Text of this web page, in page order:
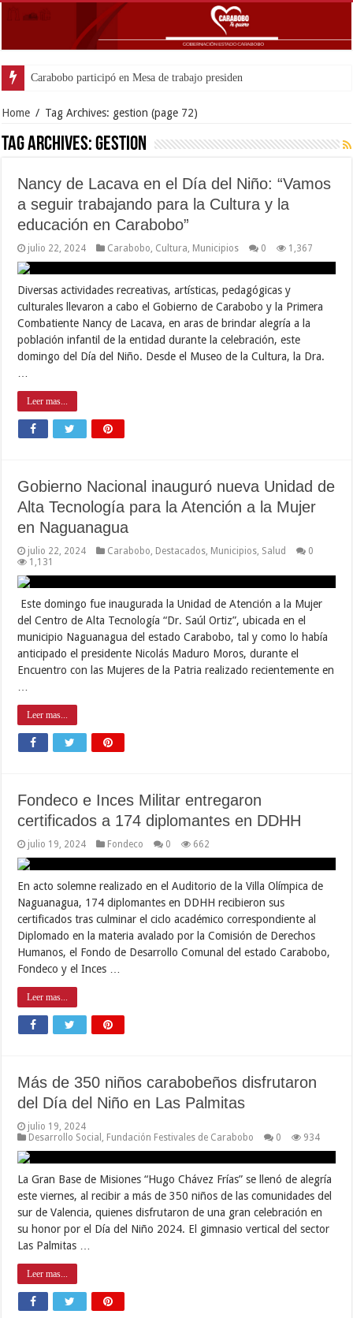
Home / Tag Archives: gestion (page 72)
Tag Archives:gestion
Nancy de Lacava en el Día del Niño: “Vamos
a seguir trabajando para la Cultura y la
educación en Carabobo”
julio 22, 2024 Carabobo Cultura Municipios 0 1,367
Diversas actividades recreativas, artísticas, pedagógicas y
culturales llevaron a cabo el Gobierno de Carabobo y la Primera
Combatiente Nancy de Lacava, en aras de brindar alegría a la
población infantil de la entidad durante la celebración, este
domingo del Día del Niño. Desde el Museo de la Cultura, la Dra.
Leer mas...
Gobierno Nacional inauguró nueva Unidad de
Alta Tecnología para la Atención a la Mujer
en Naguanagua
julio 22, 2024 Carabobo Destacados Municipios Salud
0
1,131
Este domingo fue inaugurada la Unidad de Atención a la Mujer
del Centro de Alta Tecnología “Dr. Saúl Ortiz”, ubicada en el
municipio Naguanagua del estado Carabobo, tal y como lo había
anticipado el presidente Nicolás Maduro Moros, durante el
Encuentro con las Mujeres de la Patria realizado recientemente en
Leer mas...
Fondeco e Inces Militar entregaron
certificados a 174 diplomantes en DDHH
julio 19, 2024 Fondeco 0 662
En acto solemne realizado en el Auditorio de la Villa Olímpica de
Naguanagua, 174 diplomantes en DDHH recibieron sus
certificados tras culminar el ciclo académico correspondiente al
Diplomado en la materia avalado por la Comisión de Derechos
Humanos, el Fondo de Desarrollo Comunal del estado Carabobo,
Fondeco y el Inces …
Leer mas...
Más de 350 niños carabobeños disfrutaron
del Día del Niño en Las Palmitas
julio 19, 2024
Desarrollo Social
Fundación Festivales de Carabobo 0 934
La Gran Base de Misiones “Hugo Chávez Frías” se llenó de alegría
este viernes, al recibir a más de 350 niños de las comunidades del
sur de Valencia, quienes disfrutaron de una gran celebración en
su honor por el Día del Niño 2024. El gimnasio vertical del sector
Las Palmitas …
Leer mas...